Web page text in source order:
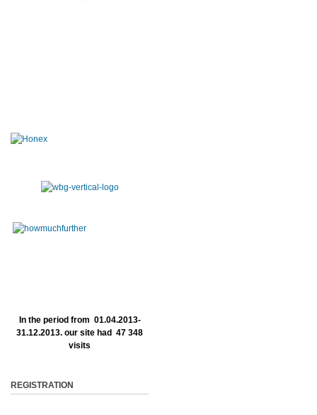
In the period from 01.04.2013-
31.12.2013. our site had 47 348
visits
REGISTRATION